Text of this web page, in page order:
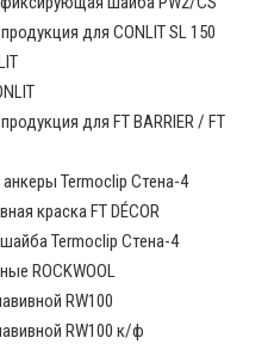
для CONLIT SL 150
для FT BARRIER / FT
Termoclip Стена-4
краска FT DÉCOR
Termoclip Стена-4
ROCKWOOL
RW100
RW100 к/ф